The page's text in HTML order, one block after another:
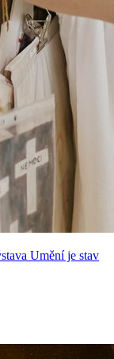
Umění je stav